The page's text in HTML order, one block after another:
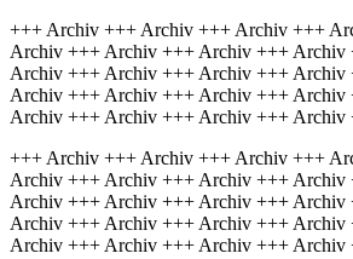
+++ Archiv +++ Archiv +++ Archiv +++
Archiv +++ Archiv +++ Archiv +++ Archiv
Archiv +++ Archiv +++ Archiv +++ Archiv
Archiv +++ Archiv +++ Archiv +++ Archiv
Archiv +++ Archiv +++ Archiv +++ Archiv
+++ Archiv +++ Archiv +++ Archiv +++
Archiv +++ Archiv +++ Archiv +++ Archiv
Archiv +++ Archiv +++ Archiv +++ Archiv
Archiv +++ Archiv +++ Archiv +++ Archiv
Archiv +++ Archiv +++ Archiv +++ Archiv